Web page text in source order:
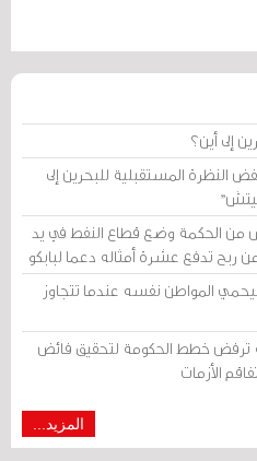
إلى أين؟
النظرة المستقبلية للبحرين إلى
من الحكمة وضع قطاع النفط في يد
ربح تدفع عشرة أمثاله دعما لبابكو
المواطن نفسه عندما تتجاوز
ترفض خطط الحكومة لتحقيق فائض
الأزمات
المزيد...